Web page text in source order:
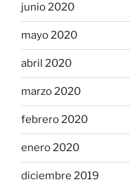
junio 2020
mayo 2020
abril 2020
marzo 2020
febrero 2020
enero 2020
diciembre 2019